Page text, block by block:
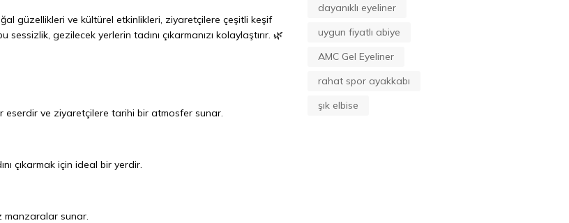
güzellikleri ve kültürel etkinlikleri, ziyaretçilere çeşitli keşif
gezilecek yerlerin tadını çıkarmanızı kolaylaştırır. 🌿
eserdir ve ziyaretçilere tarihi bir atmosfer sunar.
çıkarmak için ideal bir yerdir.
manzaralar sunar.
dayanıklı eyeliner
uygun fiyatlı abiye
AMC Gel Eyeliner
rahat spor ayakkabı
şık elbise